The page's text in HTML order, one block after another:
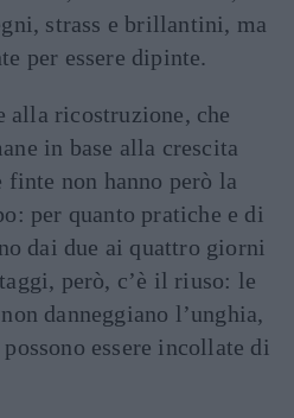
strass e brillantini, ma
per essere dipinte.
alla ricostruzione, che
in base alla crescita
non hanno però la
per quanto pratiche e di
dai due ai quattro giorni
però, c’è il riuso: le
danneggiano l’unghia,
essere incollate di